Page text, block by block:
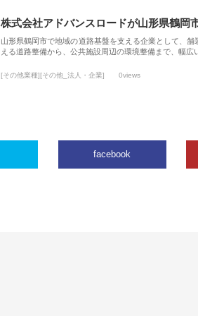
株式会社アドバンスロードが山形県鶴岡
山形県鶴岡市で地域の道路基盤を支える企業として、
える道路整備から、公共施設周辺の環境整備まで、幅
[その他業種][その他_法人・企業] 0views
facebook